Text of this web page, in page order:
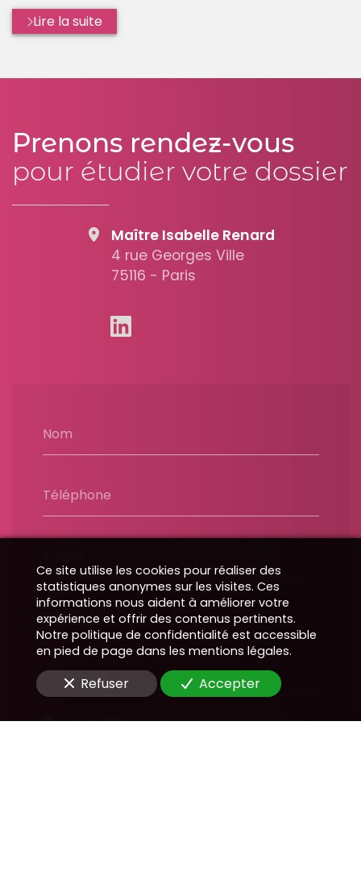
Lire la suite
Prenons rendez-vous
pour étudier votre dossier
Nom
Téléphone
Message
En soumettant ce formulaire, j'accepte que les
Maître Isabelle Renard
4 rue Georges Ville
75116 - Paris
Ce site utilise les cookies pour réaliser des
statistiques anonymes sur les visites. Ces
informations nous aident à améliorer votre
expérience et offrir des contenus pertinents.
Notre politique de confidentialité est accessible
en pied de page dans les mentions légales.
Refuser Accepter